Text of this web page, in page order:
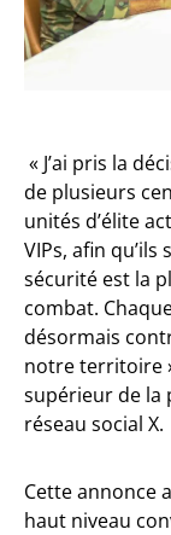
« J’ai pris la
de plusieurs
unités d’élite
VIPs, afin
sécurité est la
combat.
désormais
notre territoire
supérieur de la
réseau social X.
Cette annonce
haut niveau